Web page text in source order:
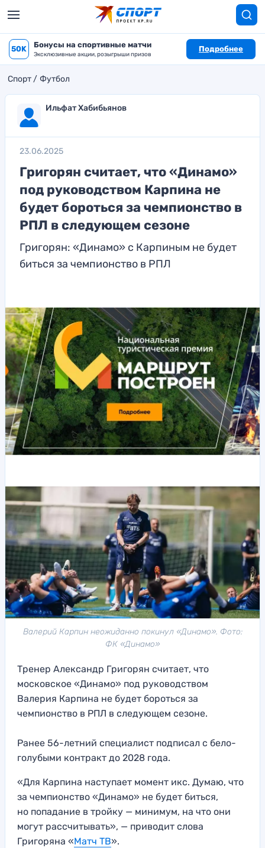
50K Бонусы на спортивные матчи
Эксклюзивные акции, розыгрыши призов
Подробнее
Спорт Футбол
Ильфат Хабибьянов
23.06.2025
Григорян считает, что «Динамо»
под руководством Карпина не
будет бороться за чемпионство в
РПЛ в следующем сезоне
Григорян: «Динамо» с Карпиным не будет
биться за чемпионство в РПЛ
Валерий Карпин неожиданно покинул «Динамо». Фото:
ФК «Динамо»
Тренер Александр Григорян считает, что
московское «Динамо» под руководством
Валерия Карпина не будет бороться за
чемпионство в РПЛ в следующем сезоне.
Ранее 56-летний специалист подписал с бело-
голубыми контракт до 2028 года.
«Для Карпина наступает момент икс. Думаю, что
за чемпионство «Динамо» не будет биться,
но попадание в тройку — минимум, на что они
могут рассчитывать», — приводит слова
Григоряна «Матч ТВ».